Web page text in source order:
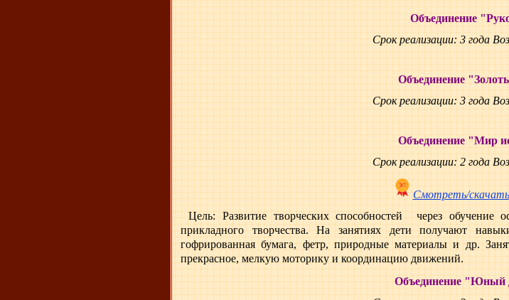
Объединение
Срок реализации: 3 года
Объединение
Срок реализации: 3 года
Объединение "Мир
Срок реализации: 2 года
Смотреть/
Цель: Развитие творческих способностей через обучение
прикладного творчества. На занятиях дети получают
гофрированная бумага, фетр, природные материалы и др.
прекрасное, мелкую моторику и координацию движений.
Объединение "Юный